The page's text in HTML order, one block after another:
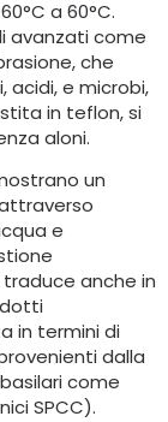
a 60°C.
avanzati come
che
acidi, e microbi,
in teflon, si
aloni.
un
e
anche in
in termini di
dalla
come
SPCC).